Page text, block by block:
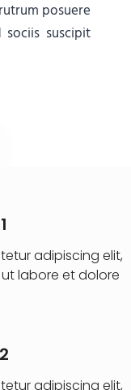
posuere
sociis suscipit
adipiscing elit,
labore et dolore
adipiscing elit,